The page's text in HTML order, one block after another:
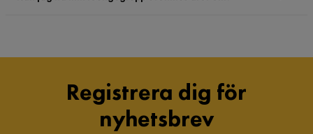
Registrera dig för
nyhetsbrev